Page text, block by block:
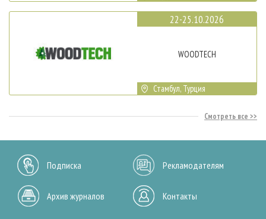
22-25.10.2026
WOODTECH
Стамбул, Турция
Смотреть все
Подписка Рекламодателям
Архив журналов Контакты